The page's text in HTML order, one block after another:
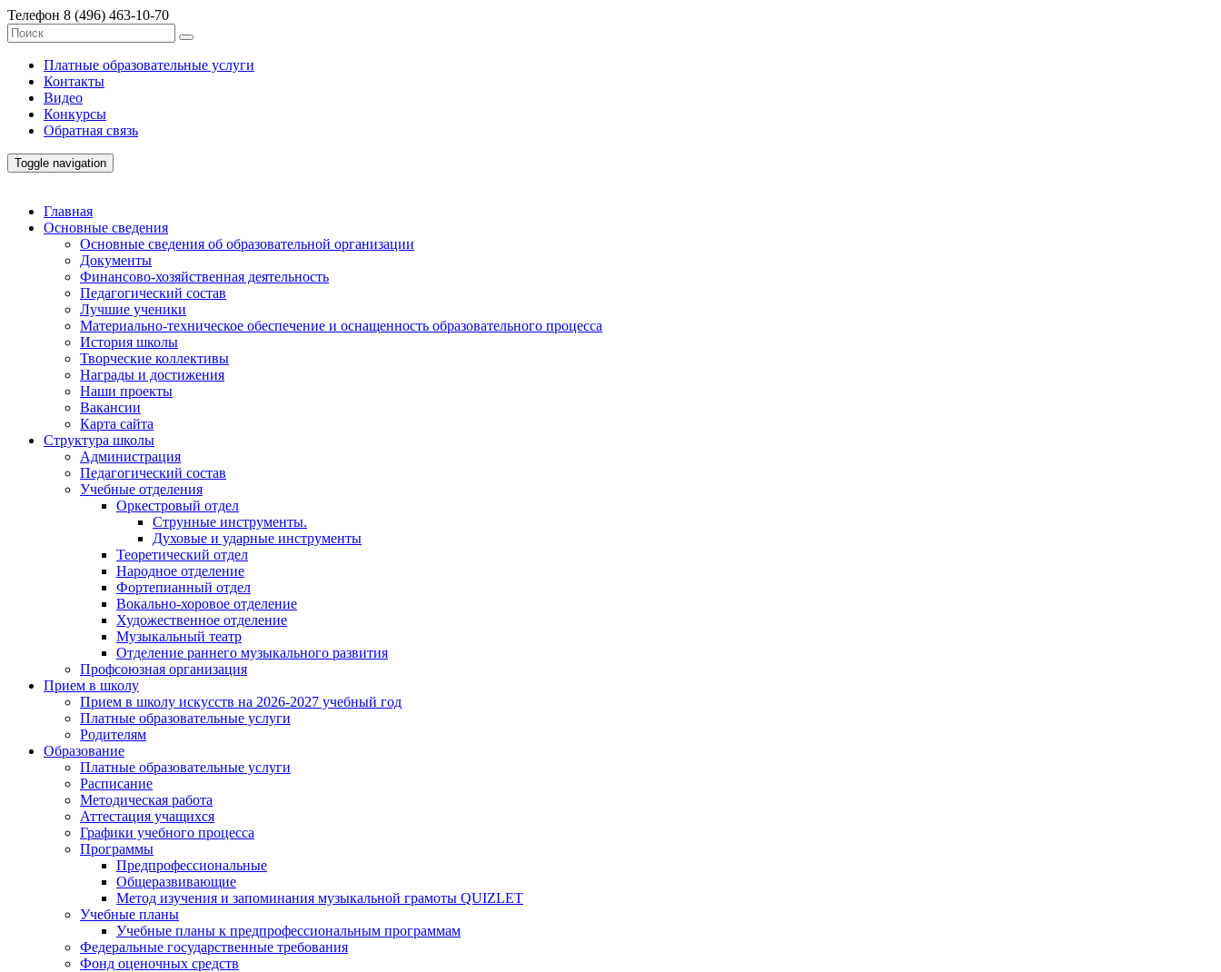
Телефон 8 (496) 463-10-70
Платные образовательные услуги
Контакты
Видео
Конкурсы
Обратная связь
Toggle navigation
Главная
Основные сведения
Основные сведения об образовательной организации
Документы
Финансово-хозяйственная деятельность
Педагогический состав
Лучшие ученики
Материально-техническое обеспечение и оснащенность образовательного процесса
История школы
Творческие коллективы
Награды и достижения
Наши проекты
Вакансии
Карта сайта
Структура школы
Администрация
Педагогический состав
Учебные отделения
Оркестровый отдел
Струнные инструменты.
Духовые и ударные инструменты
Теоретический отдел
Народное отделение
Фортепианный отдел
Вокально-хоровое отделение
Художественное отделение
Музыкальный театр
Отделение раннего музыкального развития
Профсоюзная организация
Прием в школу
Прием в школу искусств на 2026-2027 учебный год
Платные образовательные услуги
Родителям
Образование
Платные образовательные услуги
Расписание
Методическая работа
Аттестация учащихся
Графики учебного процесса
Программы
Предпрофессиональные
Общеразвивающие
Метод изучения и запоминания музыкальной грамоты QUIZLET
Учебные планы
Учебные планы к предпрофессиональным программам
Федеральные государственные требования
Фонд оценочных средств